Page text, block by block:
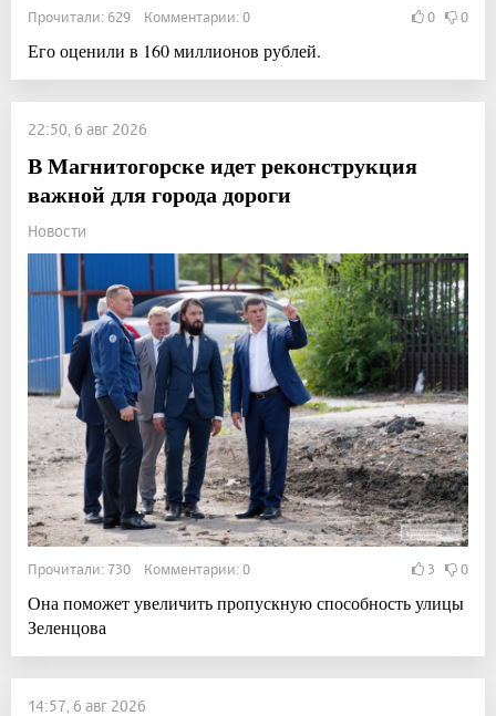
Прочитали: 629 Комментарии: 0 0 0
Его оценили в 160 миллионов рублей.
22:50, 6 авг 2026
В Магнитогорске идет реконструкция
важной для города дороги
Новости
Прочитали: 730 Комментарии: 0 3 0
Она поможет увеличить пропускную способность улицы
Зеленцова
14:57, 6 авг 2026